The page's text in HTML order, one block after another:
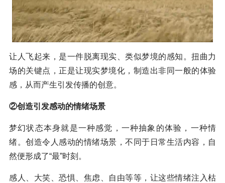
让人飞起来，是一件脱离现实、类似梦境的感知。扭曲力
场的关键点，正是让现实梦境化，制造出非同一般的体验
感，从而产生引发传播的创意。
②创造引发感动的情绪场景
梦幻状态本身就是一种感觉，一种抽象的体验，一种情
绪。创造令人感动的情绪场景，不同于日常生活内容，自
然便形成了“最”时刻。
感人、大笑、恐惧、焦虑、自由等等，让这些情绪注入枯